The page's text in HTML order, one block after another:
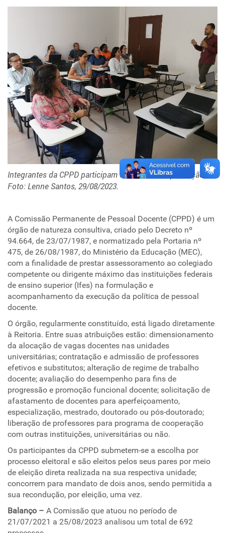
Integrantes da CPPD participam de curso de capacitação.
Foto: Lenne Santos, 29/08/2023.
A Comissão Permanente de Pessoal Docente (CPPD) é um
órgão de natureza consultiva, criado pelo Decreto nº
94.664, de 23/07/1987, e normatizado pela Portaria nº
475, de 26/08/1987, do Ministério da Educação (MEC),
com a finalidade de prestar assessoramento ao colegiado
competente ou dirigente máximo das instituições federais
de ensino superior (Ifes) na formulação e
acompanhamento da execução da política de pessoal
docente.
O órgão, regularmente constituído, está ligado diretamente
à Reitoria. Entre suas atribuições estão: dimensionamento
da alocação de vagas docentes nas unidades
universitárias; contratação e admissão de professores
efetivos e substitutos; alteração de regime de trabalho
docente; avaliação do desempenho para fins de
progressão e promoção funcional docente; solicitação de
afastamento de docentes para aperfeiçoamento,
especialização, mestrado, doutorado ou pós-doutorado;
liberação de professores para programa de cooperação
com outras instituições, universitárias ou não.
Os participantes da CPPD submetem-se a escolha por
processo eleitoral e são eleitos pelos seus pares por meio
de eleição direta realizada na sua respectiva unidade;
concorrem para mandato de dois anos, sendo permitida a
sua recondução, por eleição, uma vez.
Balanço – A Comissão que atuou no período de
21/07/2021 a 25/08/2023 analisou um total de 692